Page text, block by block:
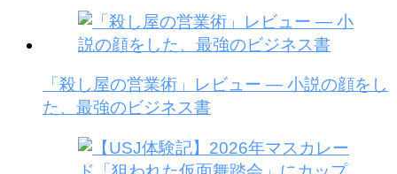
「殺し屋の営業術」レビュー — 小説の顔をし
た、最強のビジネス書